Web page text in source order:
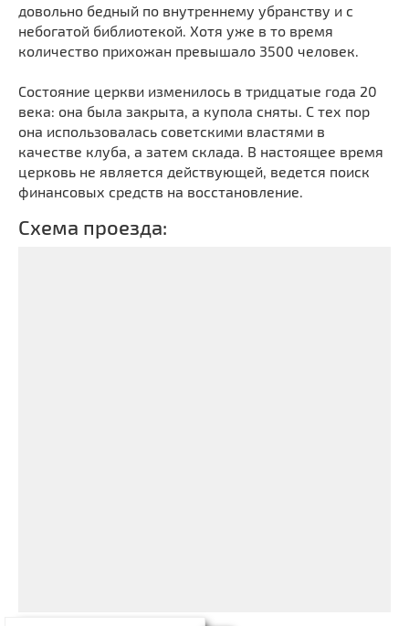
Галереи
Концертные залы
довольно бедный по внутреннему убранству и с
небогатой библиотекой. Хотя уже в то время
количество прихожан превышало 3500 человек.
Состояние церкви изменилось в тридцатые года 20
века: она была закрыта, а купола сняты. С тех пор
она использовалась советскими властями в
качестве клуба, а затем склада. В настоящее время
церковь не является действующей, ведется поиск
финансовых средств на восстановление.
Схема проезда: